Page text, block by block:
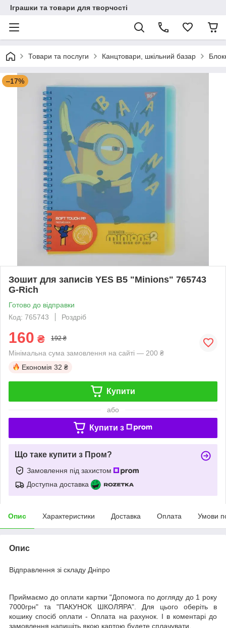
Іграшки та товари для творчості
Товари та послуги Канцтовари, шкільний базар
–17%
Зошит для записів YES В5 "Minions" 765743
G-Rich
Готово до відправки
Код: 765743
Роздріб
160 ₴ 192 ₴
Мінімальна сума замовлення на сайті — 200 ₴
Економія 32 ₴
Купити
або
Купити з
Що таке купити з Пром?
Замовлення під захистом
Доступна доставка
Опис Характеристики Доставка Оплата Умови
Опис
Відправлення зі складу Дніпро
Приймаємо до оплати картки "Допомога по догляду до 1 року
7000грн" та "ПАКУНОК ШКОЛЯРА". Для цього оберіть в
кошику спосіб оплати - Оплата на рахунок. І в коментарі до
замовлення напишіть якою картою будете сплачувати.